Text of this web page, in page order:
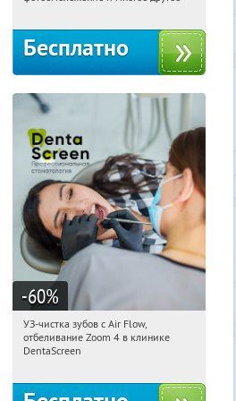
Бесплатно
-60%
01:36:59 Получили:
ЦСКА
УЗ-чистка зубов с Air Flow,
отбеливание Zoom 4 в клинике
DentaScreen